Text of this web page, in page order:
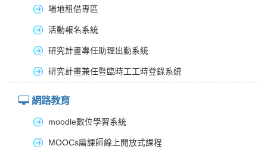
場地租借專區
活動報名系統
研究計畫專任助理出勤系統
研究計畫兼任暨臨時工工時登錄系統
網路教育
moodle數位學習系統
MOOCs磨課師線上開放式課程